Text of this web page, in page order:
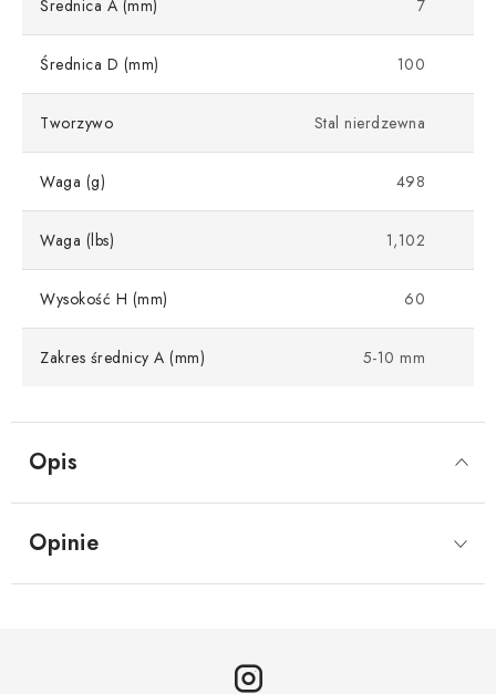
Opis
Średnica A (mm) 7
Średnica D (mm) 100
Tworzywo Stal nierdzewna
Waga (g) 498
Waga (lbs) 1,102
Wysokość H (mm) 60
Zakres średnicy A (mm) 5-10 mm
Opinie